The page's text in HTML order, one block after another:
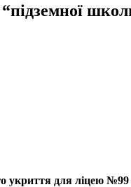
“підземної
укриття для ліцею